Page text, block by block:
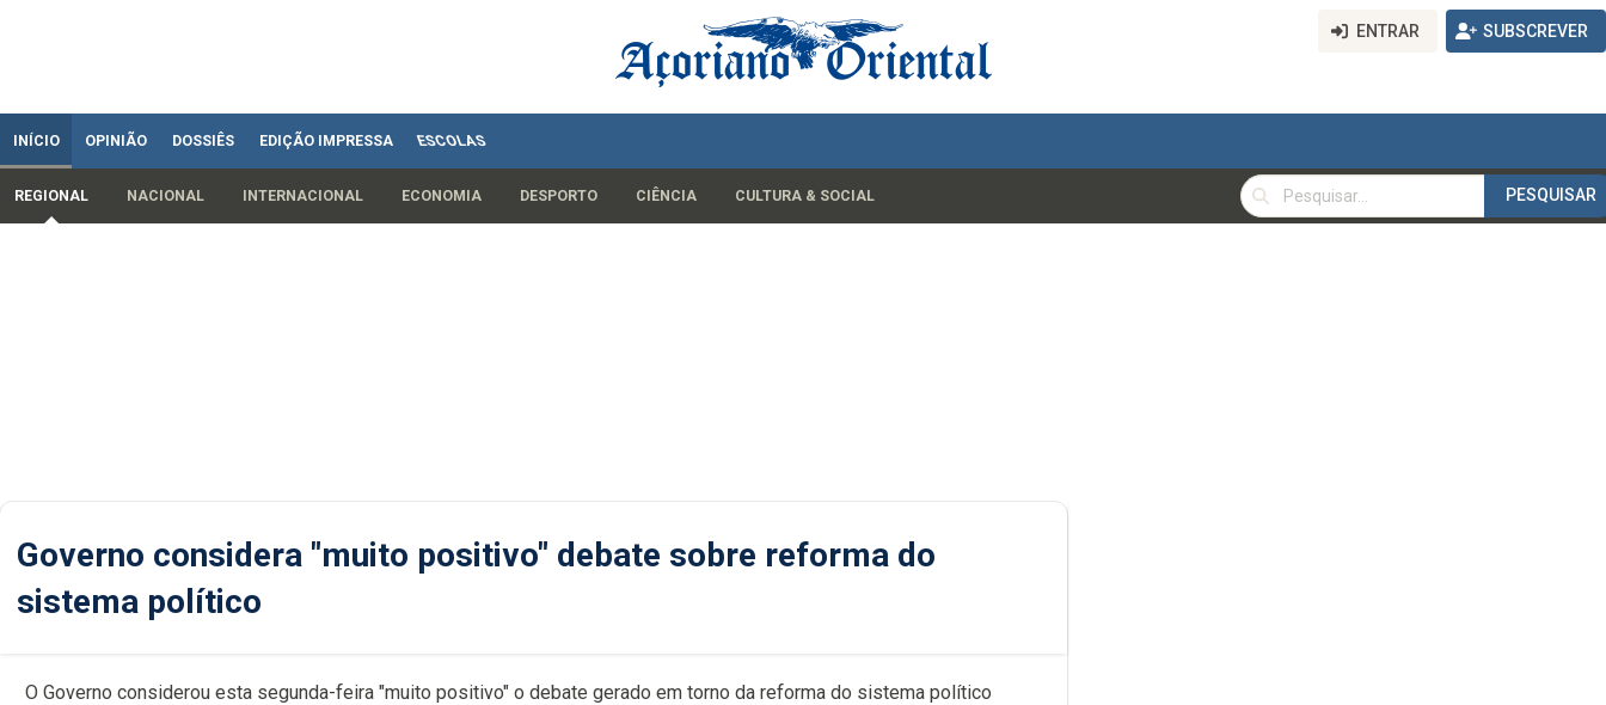
ENTRAR SUBSCREVER
INÍCIO OPINIÃO DOSSIÊS EDIÇÃO IMPRESSA ESCOLAS
REGIONAL NACIONAL INTERNACIONAL ECONOMIA DESPORTO CIÊNCIA CULTURA & SOCIAL
PESQUISAR
PESQUISAR
Governo considera "muito positivo" debate sobre reforma do
sistema político
O Governo considerou esta segunda-feira "muito positivo" o debate gerado em torno da reforma do sistema político